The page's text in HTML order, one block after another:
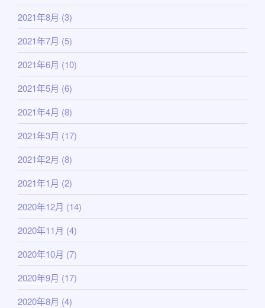
2021年8月 (3)
2021年7月 (5)
2021年6月 (10)
2021年5月 (6)
2021年4月 (8)
2021年3月 (17)
2021年2月 (8)
2021年1月 (2)
2020年12月 (14)
2020年11月 (4)
2020年10月 (7)
2020年9月 (17)
2020年8月 (4)